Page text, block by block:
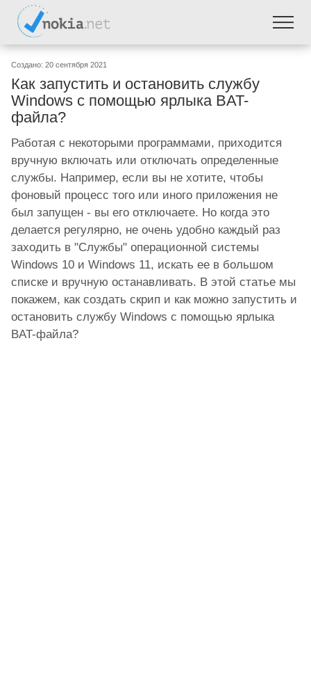
Создано: 20 сентября 2021
Как запустить и остановить службу
Windows с помощью ярлыка BAT-
файла?
Работая с некоторыми программами, приходится
вручную включать или отключать определенные
службы. Например, если вы не хотите, чтобы
фоновый процесс того или иного приложения не
был запущен - вы его отключаете. Но когда это
делается регулярно, не очень удобно каждый раз
заходить в "Службы" операционной системы
Windows 10 и Windows 11, искать ее в большом
списке и вручную останавливать. В этой статье мы
покажем, как создать скрип и как можно запустить и
остановить службу Windows с помощью ярлыка
BAT-файла?